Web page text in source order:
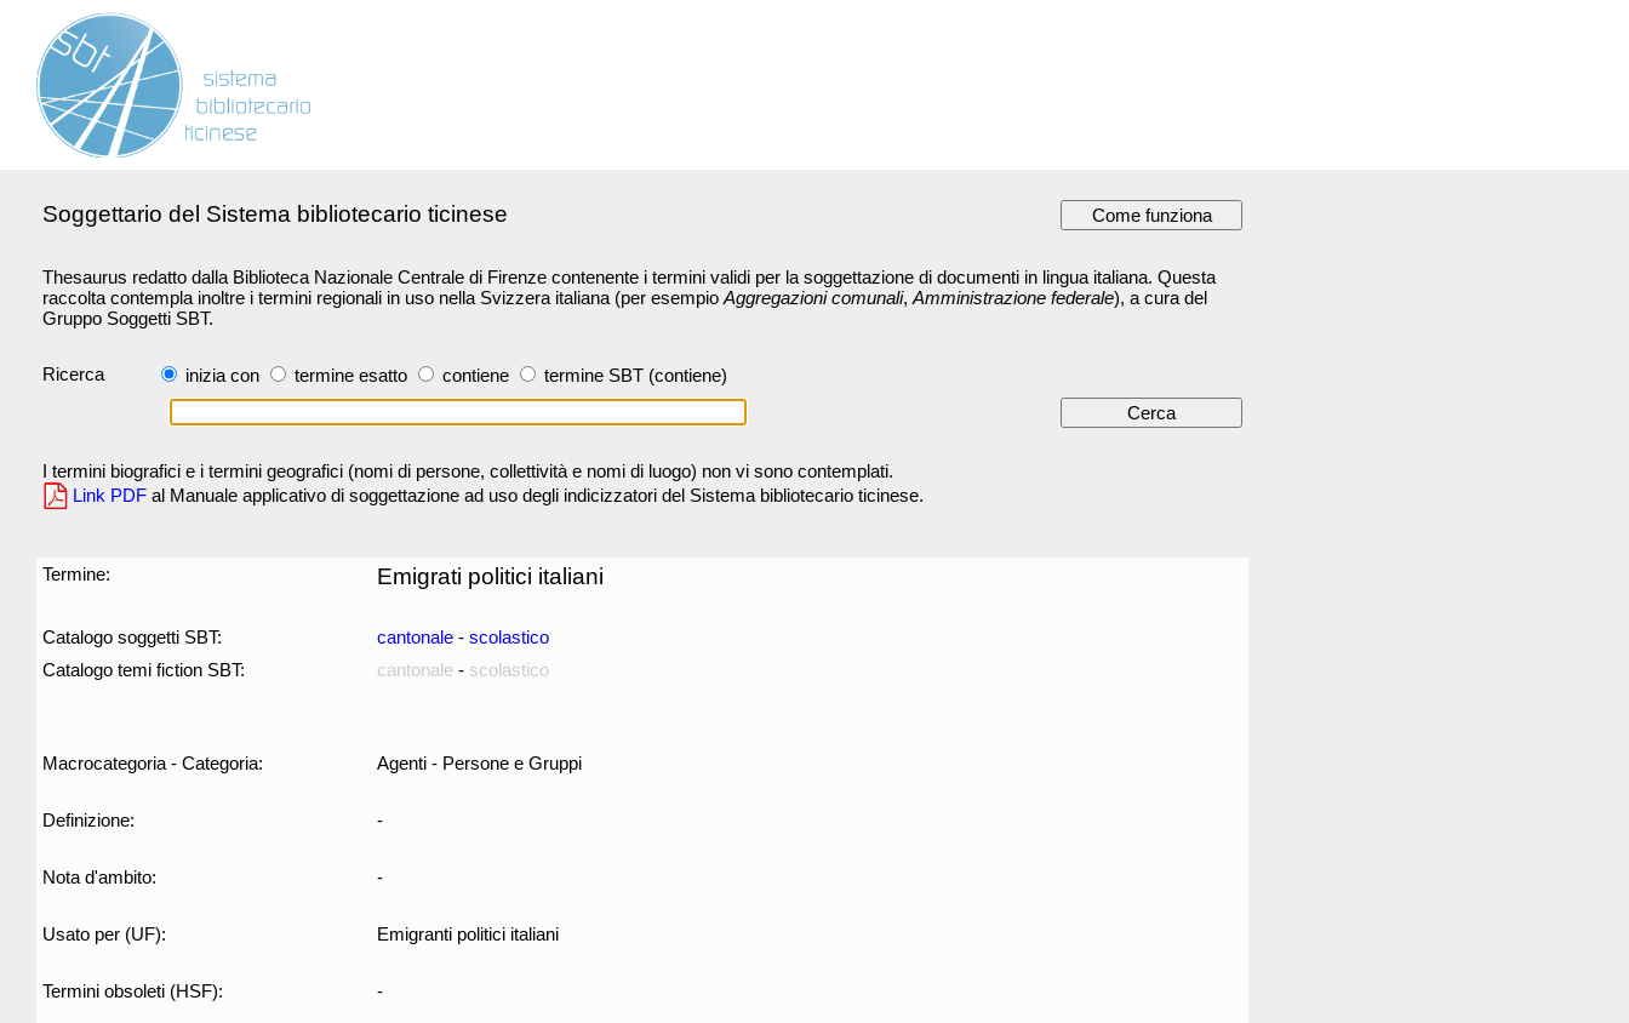
Soggettario del Sistema bibliotecario ticinese
Thesaurus redatto dalla Biblioteca Nazionale Centrale di Firenze contenente i termini validi per la soggettazione di documenti in lingua italiana. Questa
raccolta contempla inoltre i termini regionali in uso nella Svizzera italiana (per esempio Aggregazioni comunali, Amministrazione federale), a cura del
Gruppo Soggetti SBT.
Ricerca inizia con termine esatto contiene termine SBT (contiene)
I termini biografici e i termini geografici (nomi di persone, collettività e nomi di luogo) non vi sono contemplati.
Link PDF al Manuale applicativo di soggettazione ad uso degli indicizzatori del Sistema bibliotecario ticinese.
Termine: Emigrati politici italiani
Catalogo soggetti SBT: cantonale - scolastico
Catalogo temi fiction SBT:
cantonale - scolastico
Macrocategoria - Categoria: Agenti - Persone e Gruppi
Definizione: -
Nota d'ambito: -
Usato per (UF): Emigranti politici italiani
Termini obsoleti (HSF): -